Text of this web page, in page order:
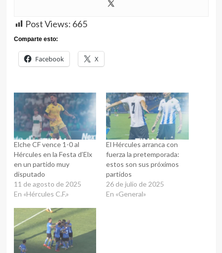
Post Views: 665
Comparte esto:
Facebook X
Elche CF vence 1-0 al
Hércules en la Festa d’Elx
en un partido muy
disputado
11 de agosto de 2025
En «Hércules C.F.»
El Hércules arranca con
fuerza la pretemporada:
estos son sus próximos
partidos
26 de julio de 2025
En «General»